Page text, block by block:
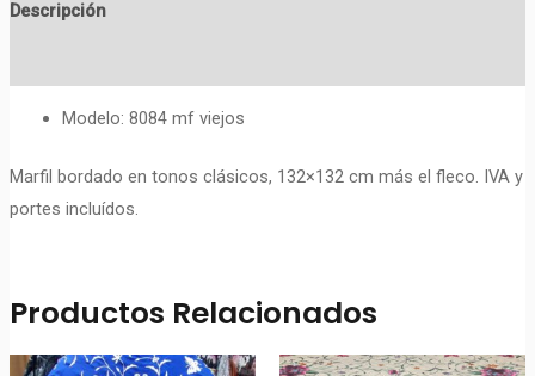
Descripción
Modelo: 8084 mf viejos
Marfil bordado en tonos clásicos, 132×132 cm más el fleco. IVA y
portes incluídos.
Productos Relacionados